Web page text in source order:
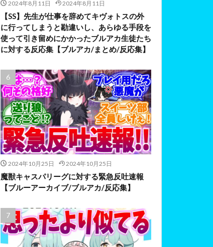
2024年8月11日 2024年8月11日
【SS】先生が仕事を辞めてキヴォトスの外
に行ってしまうと勘違いし、あらゆる手段を
使って引き留めにかかったブルアカ生徒たち
に対する反応集【ブルアカ/まとめ/反応集】
2024年10月25日 2024年10月25日
魔獣キャスパリーグに対する緊急反吐速報
【ブルーアーカイブ/ブルアカ/反応集】